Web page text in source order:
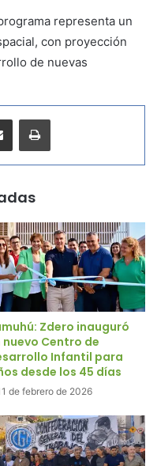
representa un
con proyección
de nuevas
Zdero inauguró
nuevo Centro de
Infantil para
desde los 45 días
de febrero de 2026